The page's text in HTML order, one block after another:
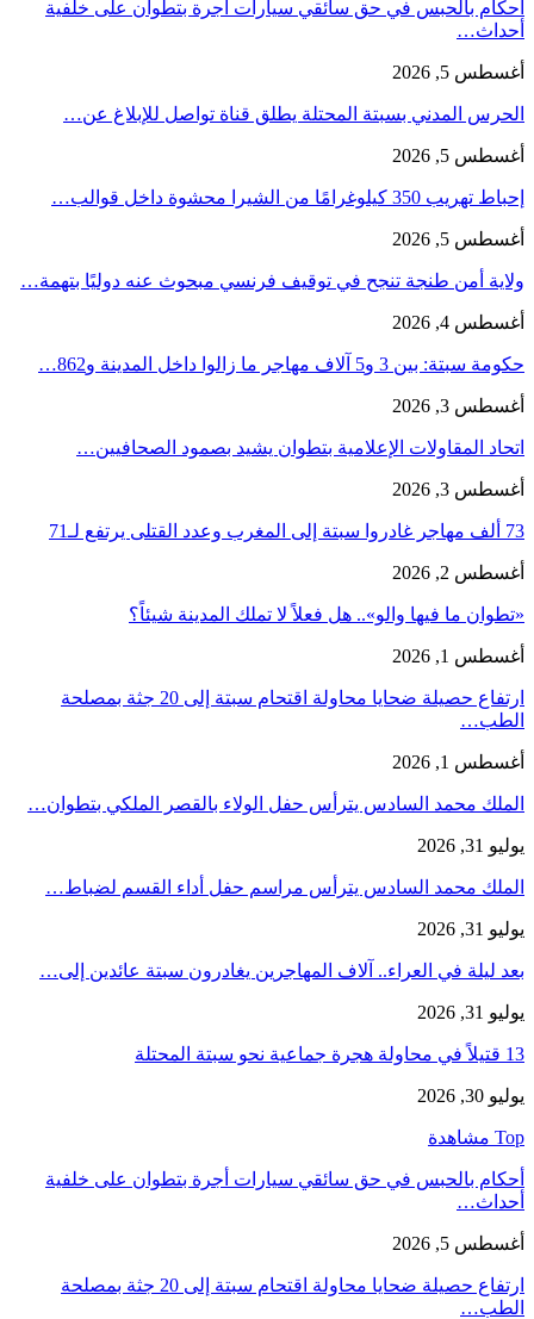
أحكام بالحبس في حق سائقي سيارات أجرة بتطوان على خلفية
أحداث…
أغسطس 5, 2026
الحرس المدني بسبتة المحتلة يطلق قناة تواصل للإبلاغ عن…
أغسطس 5, 2026
إحباط تهريب 350 كيلوغرامًا من الشيرا محشوة داخل قوالب…
أغسطس 5, 2026
ولاية أمن طنجة تنجح في توقيف فرنسي مبحوث عنه دوليًا بتهمة…
أغسطس 4, 2026
حكومة سبتة: بين 3 و5 آلاف مهاجر ما زالوا داخل المدينة و862…
أغسطس 3, 2026
اتحاد المقاولات الإعلامية بتطوان يشيد بصمود الصحافيين…
أغسطس 3, 2026
73 ألف مهاجر غادروا سبتة إلى المغرب وعدد القتلى يرتفع لـ71
أغسطس 2, 2026
«تطوان ما فيها والو».. هل فعلاً لا تملك المدينة شيئاً؟
أغسطس 1, 2026
ارتفاع حصيلة ضحايا محاولة اقتحام سبتة إلى 20 جثة بمصلحة
الطب…
أغسطس 1, 2026
الملك محمد السادس يترأس حفل الولاء بالقصر الملكي بتطوان…
يوليو 31, 2026
الملك محمد السادس يترأس مراسم حفل أداء القسم لضباط…
يوليو 31, 2026
بعد ليلة في العراء.. آلاف المهاجرين يغادرون سبتة عائدين إلى…
يوليو 31, 2026
13 قتيلاً في محاولة هجرة جماعية نحو سبتة المحتلة
يوليو 30, 2026
Top مشاهدة
أحكام بالحبس في حق سائقي سيارات أجرة بتطوان على خلفية
أحداث…
أغسطس 5, 2026
ارتفاع حصيلة ضحايا محاولة اقتحام سبتة إلى 20 جثة بمصلحة
الطب…